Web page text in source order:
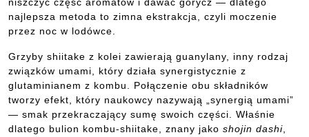
najlepsza metoda to zimna ekstrakcja, czyli moczenie
przez noc w lodówce.
Grzyby shiitake z kolei zawierają guanylany, inny rodzaj
związków umami, który działa synergistycznie z
glutaminianem z kombu. Połączenie obu składników
tworzy efekt, który naukowcy nazywają „synergią umami”
— smak przekraczający sumę swoich części. Właśnie
dlatego bulion kombu-shiitake, znany jako shojin dashi